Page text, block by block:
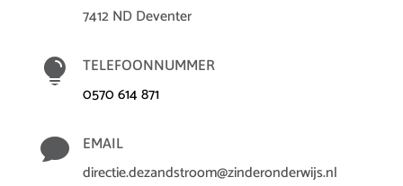
7412 ND Deventer
 TELEFOONNUMMER
0570 614 871
 EMAIL
directie.dezandstroom@zinderonderwijs.nl